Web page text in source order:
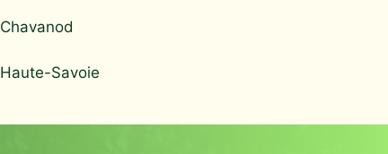
Chavanod
Haute-Savoie